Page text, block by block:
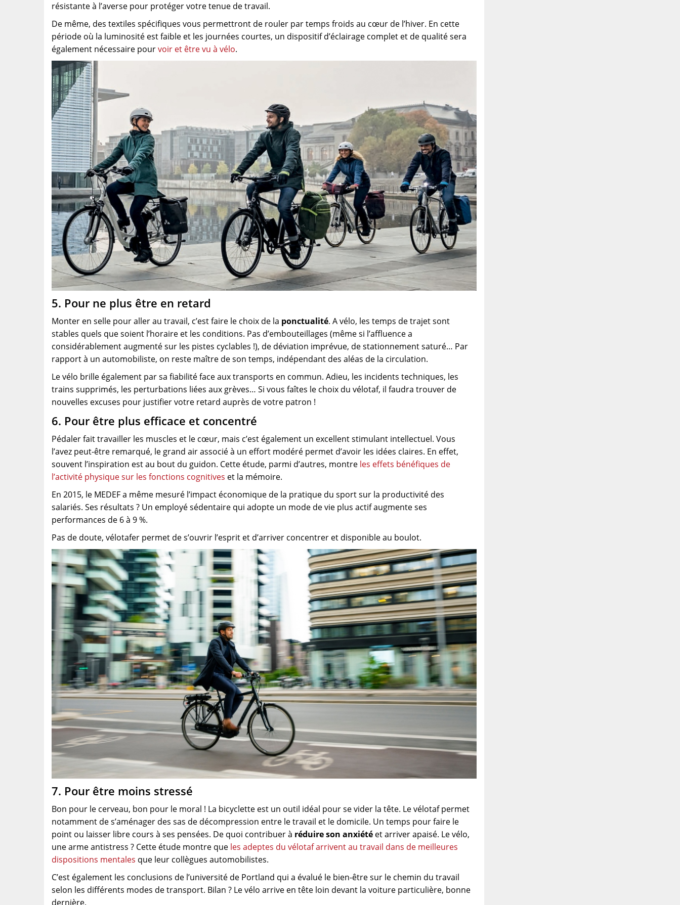
résistante à l’averse pour protéger votre tenue de travail.
De même, des textiles spécifiques vous permettront de rouler par temps froids au cœur de l’hiver. En cette
période où la luminosité est faible et les journées courtes, un dispositif d’éclairage complet et de qualité sera
également nécessaire pourvoir et être vu à vélo.
5. Pour ne plus être en retard
Monter en selle pour aller au travail, c’est faire le choix de la ponctualité. A vélo, les temps de trajet sont
stables quels que soient l’horaire et les conditions. Pas d’embouteillages (même si l’affluence a
considérablement augmenté sur les pistes cyclables !), de déviation imprévue, de stationnement saturé… Par
rapport à un automobiliste, on reste maître de son temps, indépendant des aléas de la circulation.
Le vélo brille également par sa fiabilité face aux transports en commun. Adieu, les incidents techniques, les
trains supprimés, les perturbations liées aux grèves… Si vous faîtes le choix du vélotaf, il faudra trouver de
nouvelles excuses pour justifier votre retard auprès de votre patron !
6. Pour être plus efficace et concentré
Pédaler fait travailler les muscles et le cœur, mais c’est également un excellent stimulant intellectuel. Vous
l’avez peut-être remarqué, le grand air associé à un effort modéré permet d’avoir les idées claires. En effet,
souvent l’inspiration est au bout du guidon. Cette étude, parmi d’autres, montre les effets bénéfiques de
l’activité physique sur les fonctions cognitives et la mémoire.
En 2015, le MEDEF a même mesuré l’impact économique de la pratique du sport sur la productivité des
salariés. Ses résultats ? Un employé sédentaire qui adopte un mode de vie plus actif augmente ses
performances de 6 à 9 %.
Pas de doute, vélotafer permet de s’ouvrir l’esprit et d’arriver concentrer et disponible au boulot.
7. Pour être moins stressé
Bon pour le cerveau, bon pour le moral ! La bicyclette est un outil idéal pour se vider la tête. Le vélotaf permet
notamment de s’aménager des sas de décompression entre le travail et le domicile. Un temps pour faire le
point ou laisser libre cours à ses pensées. De quoi contribuer à réduire son anxiété et arriver apaisé. Le vélo,
une arme antistress ? Cette étude montre que les adeptes du vélotaf arrivent au travail dans de meilleures
dispositions mentales que leur collègues automobilistes.
C’est également les conclusions de l’université de Portland qui a évalué le bien-être sur le chemin du travail
selon les différents modes de transport. Bilan ? Le vélo arrive en tête loin devant la voiture particulière, bonne
dernière.